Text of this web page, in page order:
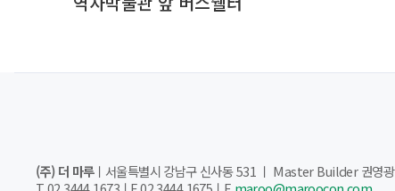
(주) 더 마루ㅣ서울특별시 강남구 신사동 531 ㅣ Master Builder 권영광